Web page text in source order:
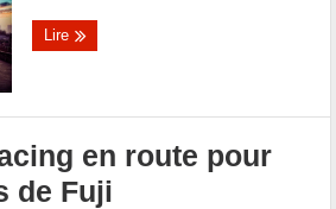
Lire
en route pour
de Fuji